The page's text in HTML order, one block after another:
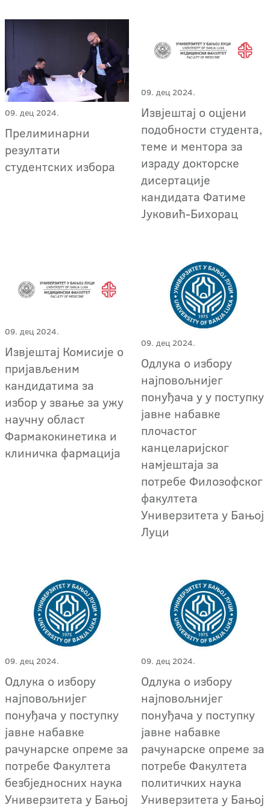
09. дец 2024.
Прелиминарни
резултати
студентских избора
09. дец 2024.
Извјештај о оцјени
подобности студента,
теме и ментора за
израду докторске
дисертације
кандидата Фатиме
Јуковић-Бихорац
09. дец 2024.
Извјештај Комисије о
пријављеним
кандидатима за
избор у звање за ужу
научну област
Фармакокинетика и
клиничка фармација
09. дец 2024.
Одлука о избору
најповољнијег
понуђача у у поступку
јавне набавке
плочастог
канцеларијског
намјештаја за
потребе Филозофског
факултета
Универзитета у Бањој
Луци
09. дец 2024.
Одлука о избору
најповољнијег
понуђача у поступку
јавне набавке
рачунарске опреме за
потребе Факултета
безбједносних наука
Универзитета у Бањој
09. дец 2024.
Одлука о избору
најповољнијег
понуђача у поступку
јавне набавке
рачунарске опреме за
потребе Факултета
политичких наука
Универзитета у Бањој